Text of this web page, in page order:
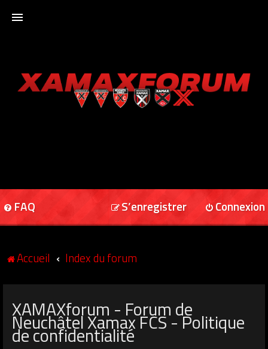
XAMAXFORUM
FAQ Connexion
S’enregistrer
Accueil Index du forum
XAMAXforum - Forum de
Neuchâtel Xamax FCS - Politique
de confidentialité